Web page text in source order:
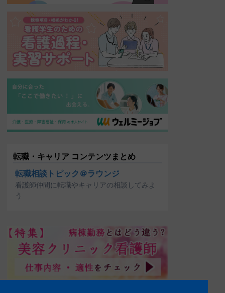
転職・キャリア コンテンツまとめ
転職相談トピック＠ラウンジ
看護師仲間に転職やキャリアの相談してみよ
う